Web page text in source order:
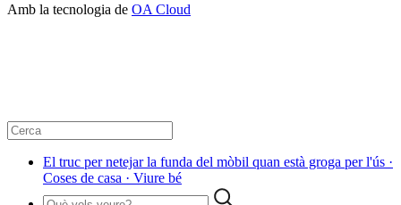
Amb la tecnologia de OA Cloud
El truc per netejar la funda del mòbil quan està groga per l'ús ·
Coses de casa · Viure bé